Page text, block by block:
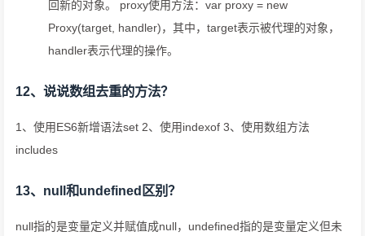
回新的对象。 proxy使用方法：var proxy = new
Proxy(target, handler)，其中，target表示被代理的对象，
handler表示代理的操作。
12、说说数组去重的方法？
1、使用ES6新增语法set 2、使用indexof 3、使用数组方法
includes
13、null和undefined区别？
null指的是变量定义并赋值成null，undefined指的是变量定义但未